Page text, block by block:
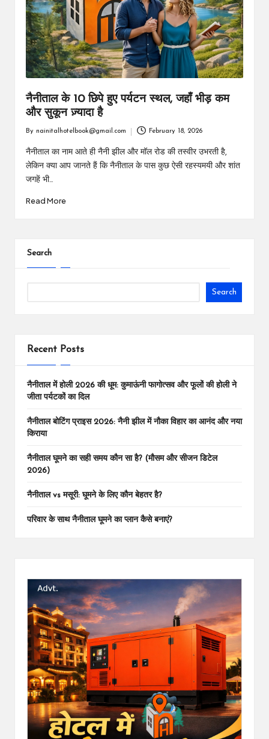
m
नैनीताल के 10 छिपे हुए पर्यटन स्थल, जहाँ भीड़ कम
और सुकून ज़्यादा है
by
By nainitalhotelbook@gmail.com February 18, 2026
नैनीताल का नाम आते ही नैनी झील और मॉल रोड की तस्वीर उभरती है,
लेकिन क्या आप जानते हैं कि नैनीताल के पास कुछ ऐसी रहस्यमयी और शांत
जगहें भी…
Read More
Search
Search
Recent Posts
नैनीताल में होली 2026 की धूम: कुमाऊंनी फागोत्सव और फूलों की होली ने
जीता पर्यटकों का दिल
नैनीताल बोटिंग प्राइस 2026: नैनी झील में नौका विहार का आनंद और नया
किराया
नैनीताल घूमने का सही समय कौन सा है? (मौसम और सीजन डिटेल
2026)
नैनीताल vs मसूरी: घूमने के लिए कौन बेहतर है?
परिवार के साथ नैनीताल घूमने का प्लान कैसे बनाएं?